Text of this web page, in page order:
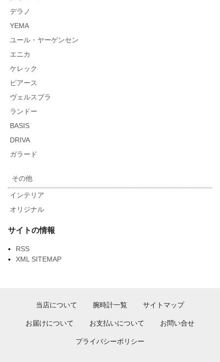
デラノ
YEMA
ユール・ヤーゲンセン
エニカ
ケレック
ピアース
ヴェルスブラ
ランドー
BASIS
DRIVA
ガラード
その他
インテリア
オリジナル
サイトの情報
RSS
XML SITEMAP
当店について 腕時計一覧 サイトマップ
お届けについて お支払いについて お問い合せ
プライバシーポリシー